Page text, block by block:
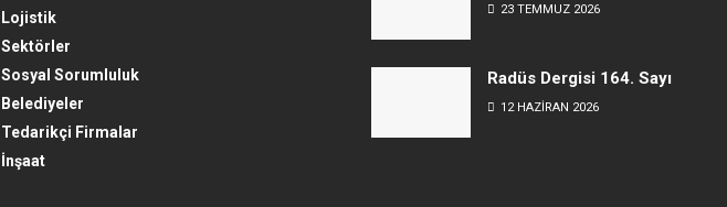
Lojistik
Sektörler
Sosyal Sorumluluk
Belediyeler
Tedarikçi Firmalar
İnşaat
23 TEMMUZ 2026
Radüs Dergisi 164. Sayı
12 HAZIRAN 2026